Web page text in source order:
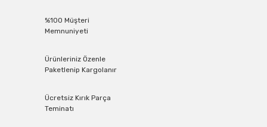
%100 Müşteri
Memnuniyeti
Ürünleriniz Özenle
Paketlenip Kargolanır
Ücretsiz Kırık Parça
Teminatı